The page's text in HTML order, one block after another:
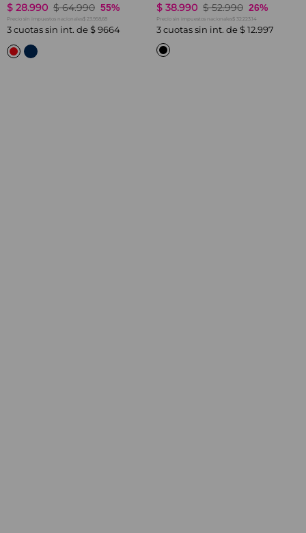
$ 28.990 $ 64.990 55%
Precio sin impuestos nacionales$ 23.958,68
3 cuotas sin int. de $ 9664
$ 38.990 $ 52.990 26%
Precio sin impuestos nacionales$ 32.223,14
3 cuotas sin int. de $ 12.997